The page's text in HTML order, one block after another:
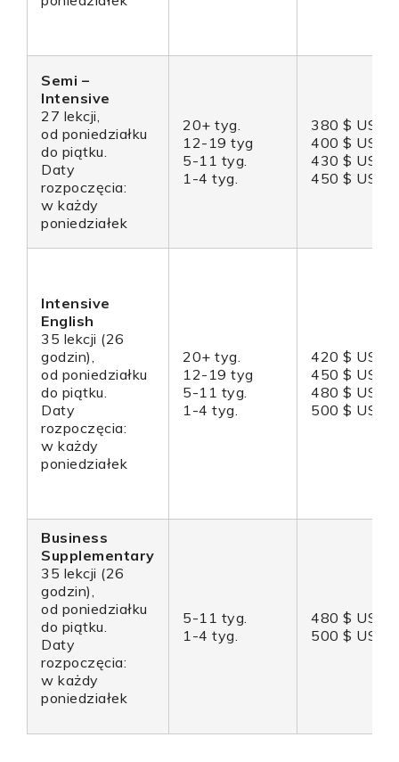
Semi –
Intensive
27 lekcji,
od poniedziałku
do piątku.
Daty
rozpoczęcia:
w każdy
poniedziałek
20+ tyg.
12-19 tyg
5-11 tyg.
1-4 tyg.
380 $ USD
400 $ USD
430 $ USD
450 $ USD
Intensive
English
35 lekcji (26
godzin),
od poniedziałku
do piątku.
Daty
rozpoczęcia:
w każdy
poniedziałek
20+ tyg.
12-19 tyg
5-11 tyg.
1-4 tyg.
420 $ USD
450 $ USD
480 $ USD
500 $ USD
Business
Supplementary
35 lekcji (26
godzin),
od poniedziałku
do piątku.
Daty
rozpoczęcia:
w każdy
poniedziałek
5-11 tyg.
1-4 tyg.
480 $ USD
500 $ USD